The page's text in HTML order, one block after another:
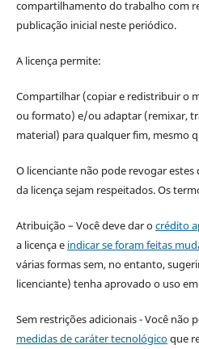
compartilhamento do trabalho com
publicação inicial neste periódico.
A licença permite:
Compartilhar (copiar e redistribuir o
ou formato) e/ou adaptar (remixar,
material) para qualquer fim, mesmo
O licenciante não pode revogar
da licença sejam respeitados. Os
Atribuição – Você deve dar ocrédito
a licença e indicar se foram feitas
várias formas sem, no entanto,
licenciante) tenha aprovado o uso
Sem restrições adicionais - Você não
medidas de caráter tecnológicoque